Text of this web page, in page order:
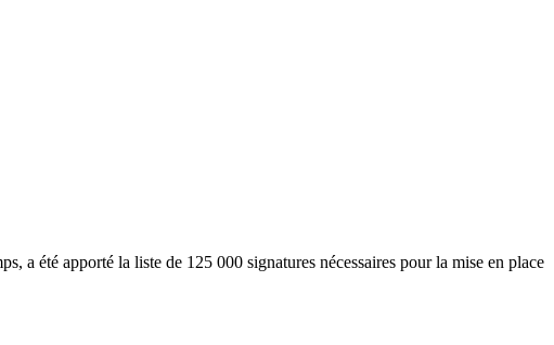
a été apporté la liste de 125 000 signatures nécessaires pour la mise en place